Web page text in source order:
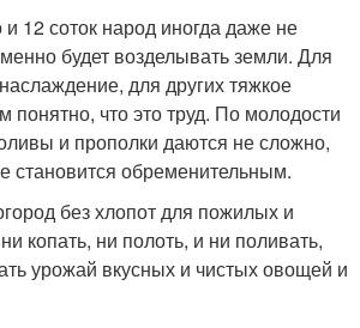
12 соток народ иногда даже не
будет возделывать земли. Для
для других тяжкое
понятно, что это труд. По молодости
и прополки даются не сложно,
становится обременительным.
без хлопот для пожилых и
копать, ни полоть, и ни поливать,
урожай вкусных и чистых овощей и